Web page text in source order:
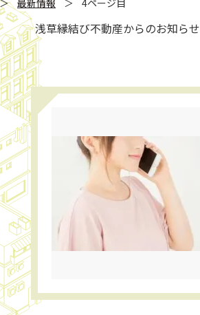
浅草縁結び不動産からのお知ら